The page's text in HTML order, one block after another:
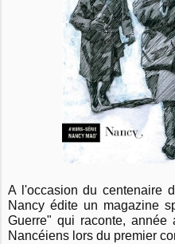
A l'occasion du centenaire
Nancy édite un magazine
Guerre" qui raconte, année
Nancéiens lors du premier